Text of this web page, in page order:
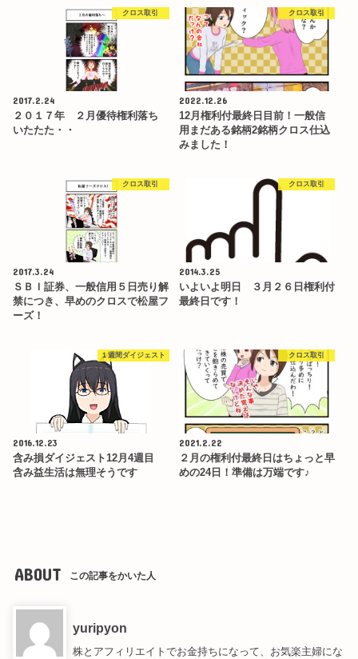
クロス取引
2017.2.24
２０１７年 ２月優待権利落ち
いたたた・・
クロス取引
2022.12.26
12月権利付最終日目前！一般信
用まだある銘柄2銘柄クロス仕込
みました！
クロス取引
2017.3.24
ＳＢＩ証券、一般信用５日売り解
禁につき、早めのクロスで松屋フ
ーズ！
クロス取引
2014.3.25
いよいよ明日 ３月２６日権利付
最終日です！
１週間ダイジェスト
2016.12.23
含み損ダイジェスト12月4週目
含み益生活は無理そうです
クロス取引
2021.2.22
２月の権利付最終日はちょっと早
めの24日！準備は万端です♪
ABOUT この記事をかいた人
yuripyon
株とアフィリエイトでお金持ちになって、お気楽主婦にな